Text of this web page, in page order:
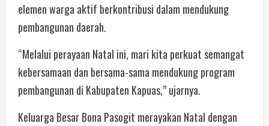
elemen warga aktif berkontribusi dalam mendukung
pembangunan daerah.
“Melalui perayaan Natal ini, mari kita perkuat semangat
kebersamaan dan bersama-sama mendukung program
pembangunan di Kabupaten Kapuas,” ujarnya.
Keluarga Besar Bona Pasogit merayakan Natal dengan